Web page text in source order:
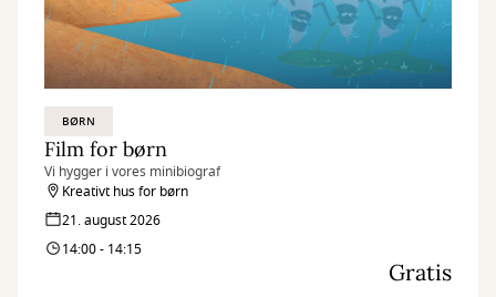
BØRN
Film for børn
Vi hygger i vores minibiograf
Kreativt hus for børn
21. august 2026
14:00 - 14:15
Gratis